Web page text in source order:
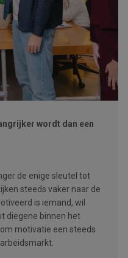
wordt dan een
de enige sleutel tot
steeds vaker naar de
is iemand, wil
diegene binnen het
motivatie een steeds